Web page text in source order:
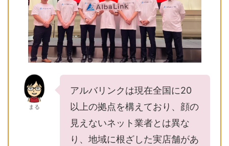
まる
アルバリンクは現在全国に20
以上の拠点を構えており、顔の
見えないネット業者とは異な
り、地域に根ざした実店舗があ